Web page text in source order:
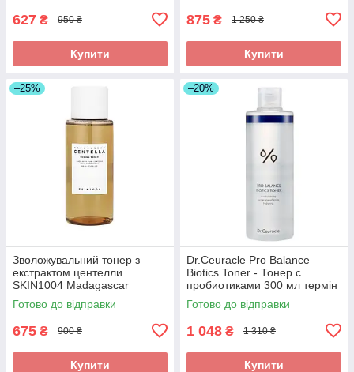
627 ₴ 950 ₴
Купити
875 ₴ 1 250 ₴
Купити
–25%
Зволожувальний тонер з
екстрактом центелли
SKIN1004 Madagascar
Centella Toning Toner 210 ml
Готово до відправки
675 ₴ 900 ₴
Купити
–20%
Dr.Ceuracle Pro Balance
Biotics Toner - Тонер с
пробиотиками 300 мл термін
до 07.2027
Готово до відправки
1 048 ₴ 1 310 ₴
Купити